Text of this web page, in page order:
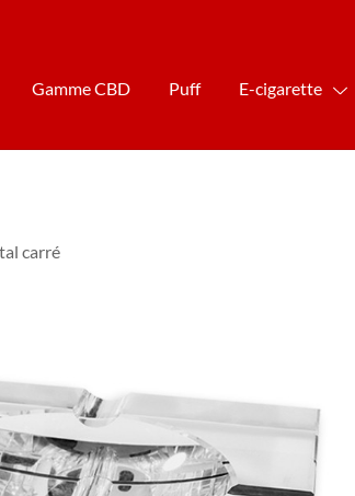
Gamme CBD Puff E-cigarette
carré